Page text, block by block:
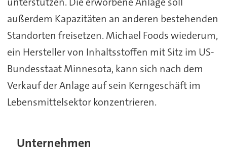
außerdem Kapazitäten an anderen bestehenden
Standorten freisetzen. Michael Foods wiederum,
ein Hersteller von Inhaltsstoffen mit Sitz im US-
Bundesstaat Minnesota, kann sich nach dem
Verkauf der Anlage auf sein Kerngeschäft im
Lebensmittelsektor konzentrieren.
Unternehmen